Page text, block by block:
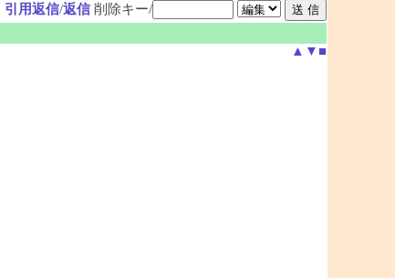
引用返信/返信 削除キー/
▲ ▼ ■